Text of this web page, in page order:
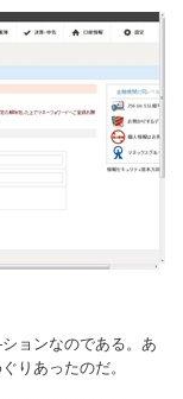
ョンなのである。あ
りあったのだ。